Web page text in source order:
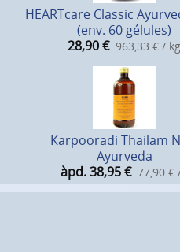
HEARTcare Classic
(env. 60 gélules)
28,90€ 963,33 € / kg
Karpooradi Thailam
Ayurveda
àpd. 38,95€ 77,90 €